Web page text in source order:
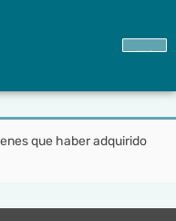
que haber adquirido